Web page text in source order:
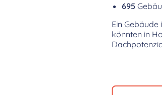
695
Ein
könnten in